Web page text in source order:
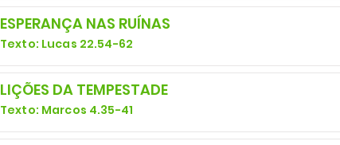
ESPERANÇA NAS RUÍNAS
Texto: Lucas 22.54-62
LIÇÕES DA TEMPESTADE
Texto: Marcos 4.35-41